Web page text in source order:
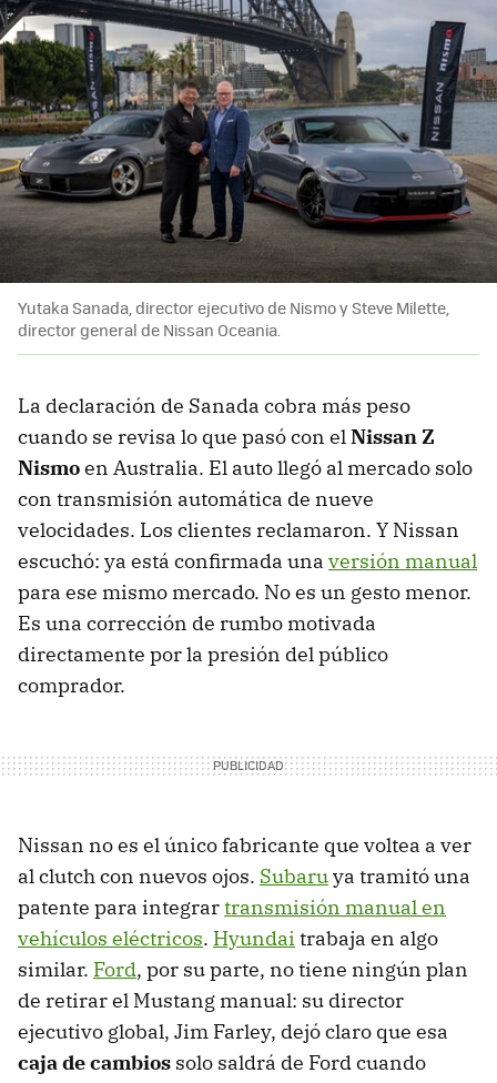
Yutaka Sanada, director ejecutivo de Nismo y Steve Milette,
director general de Nissan Oceania.
La declaración de Sanada cobra más peso
cuando se revisa lo que pasó con elNissan Z
Nismoen Australia. El auto llegó al mercado solo
con transmisión automática de nueve
velocidades. Los clientes reclamaron. Y Nissan
escuchó: ya está confirmada una versión manual
para ese mismo mercado. No es un gesto menor.
Es una corrección de rumbo motivada
directamente por la presión del público
comprador.
Nissan no es el único fabricante que voltea a ver
al clutch con nuevos ojos. Subaruya tramitó una
patente para integrartransmisión manual en
vehículos eléctricos. Hyundai trabaja en algo
similar. Ford, por su parte, no tiene ningún plan
de retirar el Mustang manual: su director
ejecutivo global, Jim Farley, dejó claro que esa
caja de cambios solo saldrá de Ford cuando